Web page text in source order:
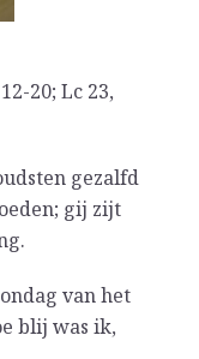
20; Lc 23,
gezalfd
gij zijt
van het
blij was ik,